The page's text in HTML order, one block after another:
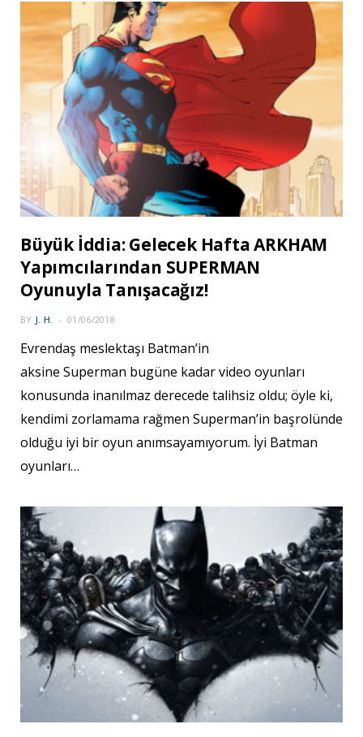
Büyük İddia: Gelecek Hafta ARKHAM
Yapımcılarından SUPERMAN
Oyunuyla Tanışacağız!
BY J. H. 01/06/2018
Evrendaş meslektaşı Batman’in
aksine Superman bugüne kadar video oyunları
konusunda inanılmaz derecede talihsiz oldu; öyle ki,
kendimi zorlamama rağmen Superman’in başrolünde
olduğu iyi bir oyun anımsayamıyorum. İyi Batman
oyunları…